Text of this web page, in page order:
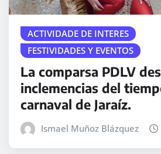
ACTIVIDADE DE INTERES
FESTIVIDADES Y EVENTOS
La comparsa PDLV
inclemencias del
carnaval de Jaraíz.
Ismael Muñoz Blázquez